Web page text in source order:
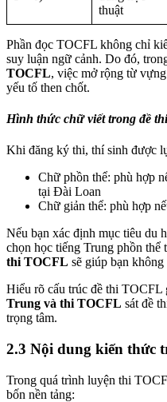
thuật
Phần đọc TOCFL không chỉ
suy luận ngữ cảnh. Do đó,
TOCFL, việc mở rộng từ
yếu tố then chốt.
Hình thức chữ viết trong đề
Khi đăng ký thi, thí sinh được
Chữ phồn thể: phù hợp
tại Đài Loan
Chữ giản thể: phù hợp
Nếu bạn xác định mục tiêu du
chọn học tiếng Trung phồn thể
thi TOCFL sẽ giúp bạn
Hiểu rõ cấu trúc đề thi TOCFL
Trung và thi TOCFL sát đề
trọng tâm.
2.3 Nội dung kiến thức
Trong quá trình luyện thi
bốn nền tảng: